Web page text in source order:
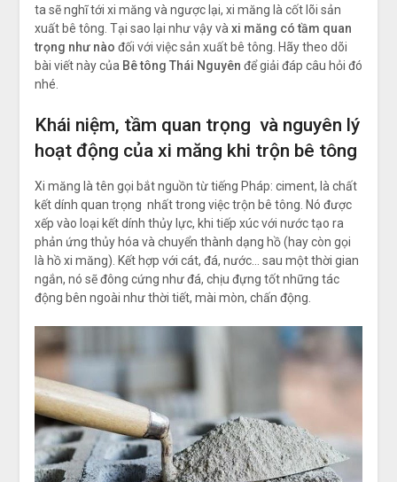
ta sẽ nghĩ tới xi măng và ngược lại, xi măng là cốt lõi sản
xuất bê tông. Tại sao lại như vậy vàxi măng có tầm quan
trọng như nào đối với việc sản xuất bê tông. Hãy theo dõi
bài viết này của Bê tông Thái Nguyên để giải đáp câu hỏi đó
nhé.
Khái niệm, tầm quan trọng và nguyên lý
hoạt động của xi măng khi trộn bê tông
Xi măng là tên gọi bắt nguồn từ tiếng Pháp: ciment, là chất
kết dính quan trọng nhất trong việc trộn bê tông. Nó được
xếp vào loại kết dính thủy lực, khi tiếp xúc với nước tạo ra
phản ứng thủy hóa và chuyển thành dạng hồ (hay còn gọi
là hồ xi măng). Kết hợp với cát, đá, nước… sau một thời gian
ngắn, nó sẽ đông cứng như đá, chịu đựng tốt những tác
động bên ngoài như thời tiết, mài mòn, chấn động.